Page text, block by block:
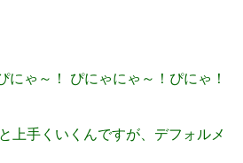
ゃ～！ ぴにゃにゃ～！ぴにゃ！
上手くいくんですが、デフォルメ